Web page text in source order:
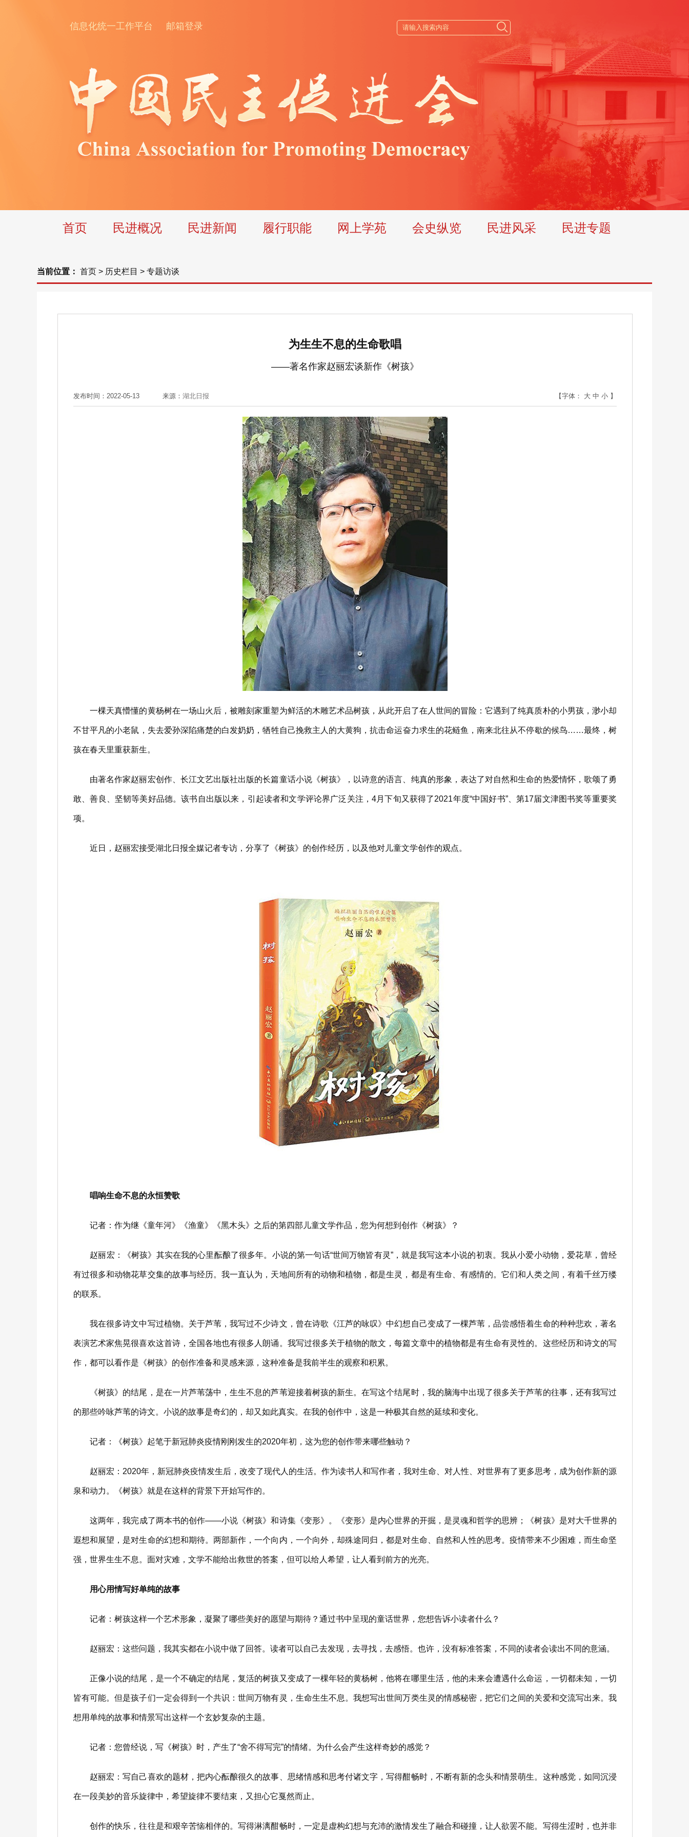
信息化统一工作平台 邮箱登录
首页 民进概况 民进新闻 履行职能 网上学苑 会史纵览 民进风采 民进专题
当前位置： 首页 > 历史栏目 > 专题访谈
为生生不息的生命歌唱
——著名作家赵丽宏谈新作《树孩》
发布时间：2022-05-13 来源： 湖北日报 【字体： 大 中 小 】
一棵天真懵懂的黄杨树在一场山火后，被雕刻家重塑为鲜活的木雕艺术品树孩，从此开启了在人世间的冒险：它遇到了纯真质朴的小男孩，渺小却
不甘平凡的小老鼠，失去爱孙深陷痛楚的白发奶奶，牺牲自己挽救主人的大黄狗，抗击命运奋力求生的花鲢鱼，南来北往从不停歇的候鸟……最终，树
孩在春天里重获新生。
由著名作家赵丽宏创作、长江文艺出版社出版的长篇童话小说《树孩》，以诗意的语言、纯真的形象，表达了对自然和生命的热爱情怀，歌颂了勇
敢、善良、坚韧等美好品德。该书自出版以来，引起读者和文学评论界广泛关注，4月下旬又获得了2021年度“中国好书”、第17届文津图书奖等重要奖
项。
近日，赵丽宏接受湖北日报全媒记者专访，分享了《树孩》的创作经历，以及他对儿童文学创作的观点。
唱响生命不息的永恒赞歌
记者：作为继《童年河》《渔童》《黑木头》之后的第四部儿童文学作品，您为何想到创作《树孩》？
赵丽宏：《树孩》其实在我的心里酝酿了很多年。小说的第一句话“世间万物皆有灵”，就是我写这本小说的初衷。我从小爱小动物，爱花草，曾经
有过很多和动物花草交集的故事与经历。我一直认为，天地间所有的动物和植物，都是生灵，都是有生命、有感情的。它们和人类之间，有着千丝万缕
的联系。
我在很多诗文中写过植物。关于芦苇，我写过不少诗文，曾在诗歌《江芦的咏叹》中幻想自己变成了一棵芦苇，品尝感悟着生命的种种悲欢，著名
表演艺术家焦晃很喜欢这首诗，全国各地也有很多人朗诵。我写过很多关于植物的散文，每篇文章中的植物都是有生命有灵性的。这些经历和诗文的写
作，都可以看作是《树孩》的创作准备和灵感来源，这种准备是我前半生的观察和积累。
《树孩》的结尾，是在一片芦苇荡中，生生不息的芦苇迎接着树孩的新生。在写这个结尾时，我的脑海中出现了很多关于芦苇的往事，还有我写过
的那些吟咏芦苇的诗文。小说的故事是奇幻的，却又如此真实。在我的创作中，这是一种极其自然的延续和变化。
记者：《树孩》起笔于新冠肺炎疫情刚刚发生的2020年初，这为您的创作带来哪些触动？
赵丽宏：2020年，新冠肺炎疫情发生后，改变了现代人的生活。作为读书人和写作者，我对生命、对人性、对世界有了更多思考，成为创作新的源
泉和动力。《树孩》就是在这样的背景下开始写作的。
这两年，我完成了两本书的创作——小说《树孩》和诗集《变形》。《变形》是内心世界的开掘，是灵魂和哲学的思辨；《树孩》是对大千世界的
遐想和展望，是对生命的幻想和期待。两部新作，一个向内，一个向外，却殊途同归，都是对生命、自然和人性的思考。疫情带来不少困难，而生命坚
强，世界生生不息。面对灾难，文学不能给出救世的答案，但可以给人希望，让人看到前方的光亮。
用心用情写好单纯的故事
记者：树孩这样一个艺术形象，凝聚了哪些美好的愿望与期待？通过书中呈现的童话世界，您想告诉小读者什么？
赵丽宏：这些问题，我其实都在小说中做了回答。读者可以自己去发现，去寻找，去感悟。也许，没有标准答案，不同的读者会读出不同的意涵。
正像小说的结尾，是一个不确定的结尾，复活的树孩又变成了一棵年轻的黄杨树，他将在哪里生活，他的未来会遭遇什么命运，一切都未知，一切
皆有可能。但是孩子们一定会得到一个共识：世间万物有灵，生命生生不息。我想写出世间万类生灵的情感秘密，把它们之间的关爱和交流写出来。我
想用单纯的故事和情景写出这样一个玄妙复杂的主题。
记者：您曾经说，写《树孩》时，产生了“舍不得写完”的情绪。为什么会产生这样奇妙的感觉？
赵丽宏：写自己喜欢的题材，把内心酝酿很久的故事、思绪情感和思考付诸文字，写得酣畅时，不断有新的念头和情景萌生。这种感觉，如同沉浸
在一段美妙的音乐旋律中，希望旋律不要结束，又担心它戛然而止。
创作的快乐，往往是和艰辛苦恼相伴的。写得淋漓酣畅时，一定是虚构幻想与充沛的激情发生了融合和碰撞，让人欲罢不能。写得生涩时，也并非